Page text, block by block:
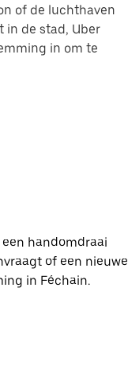
of de luchthaven
in de stad, Uber
in om te
handomdraai
of een nieuwe
in Féchain.